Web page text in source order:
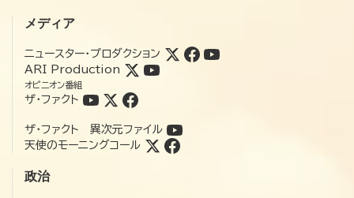
メディア
ニュースター・プロダクション
ARI Production
オピニオン番組
ザ・ファクト
ザ・ファクト 異次元ファイル
天使のモーニングコール
政治